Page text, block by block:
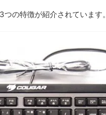
の特徴が紹介されています。